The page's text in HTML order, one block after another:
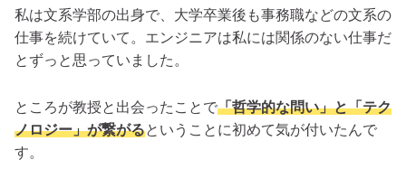
私は文系学部の出身で、大学卒業後も事務職などの文系の
仕事を続けていて。エンジニアは私には関係のない仕事だ
とずっと思っていました。
ところが教授と出会ったことで「哲学的な問い」と「テク
ノロジー」が繋がるということに初めて気が付いたんで
す。